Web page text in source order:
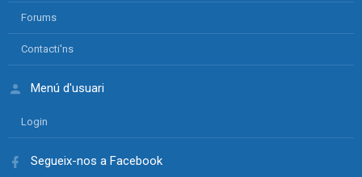
Forums
Contacti'ns
Menú d'usuari
Login
Segueix-nos a Facebook